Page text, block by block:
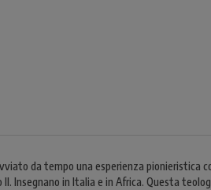
da tempo una esperienza
Insegnano in Italia e in Africa. Questa